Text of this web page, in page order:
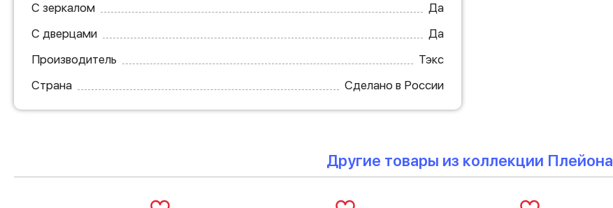
С зеркалом
Да
С дверцами
Да
Производитель
Тэкс
Страна
Сделано в России
Другие товары из коллекции Плейона